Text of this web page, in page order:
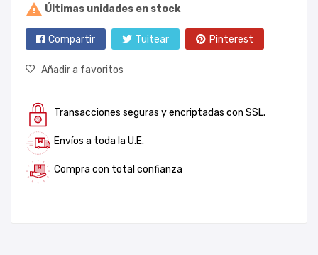
 Últimas unidades en stock
Compartir Tuitear Pinterest
Añadir a favoritos
Transacciones seguras y encriptadas con SSL.
Envíos a toda la U.E.
Compra con total confianza